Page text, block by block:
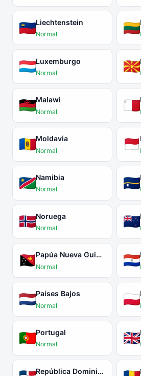
Liechtenstein
Normal
Luxemburgo
Normal
Malawi
Normal
Moldavia
Normal
Namibia
Normal
Noruega
Normal
Papúa Nueva Guinea
Normal
Países Bajos
Normal
Portugal
Normal
República Dominicana